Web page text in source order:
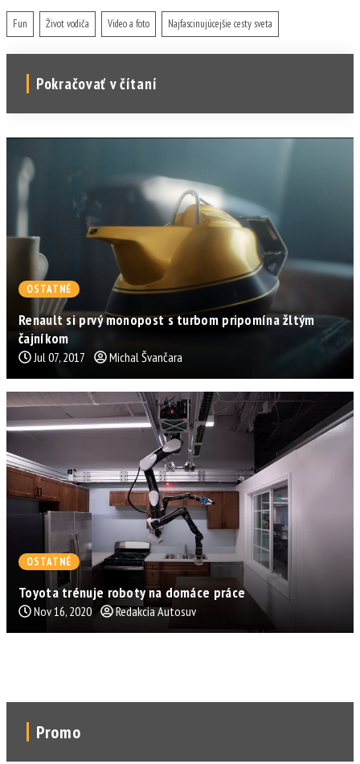
Fun Život vodiča Video a foto Najfascinujúcejšie cesty sveta
Pokračovať v čítaní
OSTATNÉ
Renault si prvý monopost s turbom pripomína žltým
čajníkom
Jul 07, 2017 Michal Švančara
OSTATNÉ
Toyota trénuje roboty na domáce práce
Nov 16, 2020 Redakcia Autosuv
Promo